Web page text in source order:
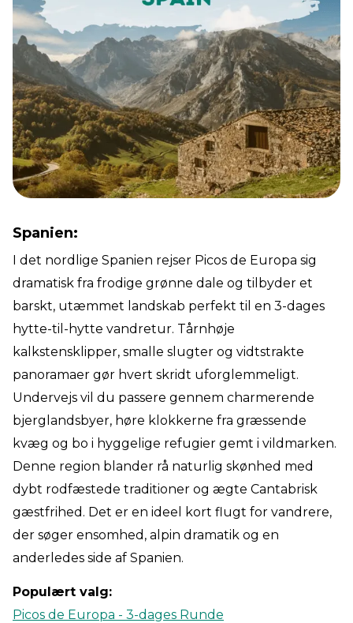
Spanien:
I det nordlige Spanien rejser Picos de Europa sig
dramatisk fra frodige grønne dale og tilbyder et
barskt, utæmmet landskab perfekt til en 3-dages
hytte-til-hytte vandretur. Tårnhøje
kalkstensklipper, smalle slugter og vidtstrakte
panoramaer gør hvert skridt uforglemmeligt.
Undervejs vil du passere gennem charmerende
bjerglandsbyer, høre klokkerne fra græssende
kvæg og bo i hyggelige refugier gemt i vildmarken.
Denne region blander rå naturlig skønhed med
dybt rodfæstede traditioner og ægte Cantabrisk
gæstfrihed. Det er en ideel kort flugt for vandrere,
der søger ensomhed, alpin dramatik og en
anderledes side af Spanien.
Populært valg:
Picos de Europa - 3-dages Runde